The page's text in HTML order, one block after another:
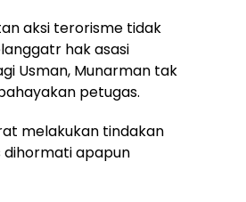
aksi terorisme tidak
hak asasi
Usman, Munarman tak
petugas.
melakukan tindakan
dihormati apapun